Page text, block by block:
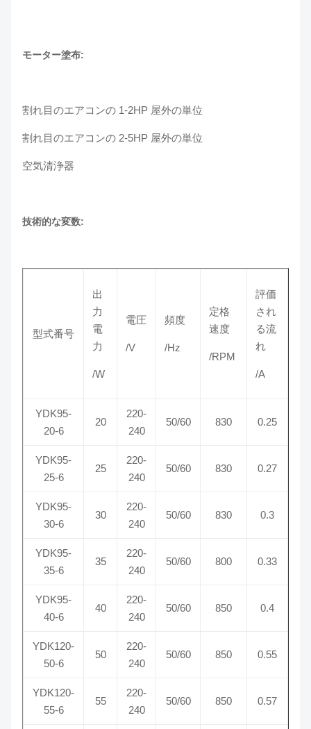
モーター塗布:
割れ目のエアコンの 1-2HP 屋外の単位
割れ目のエアコンの 2-5HP 屋外の単位
空気清浄器
技術的な変数:
型式番号
出
力
電
力
/W
電圧
/V
頻度
/Hz
定格
速度
/RPM
評価
され
る流
れ
/A
YDK95-
20-6
20
220-
240
50/60 830 0.25
YDK95-
25-6
25
220-
240
50/60 830 0.27
YDK95-
30-6
30
220-
240
50/60 830 0.3
YDK95-
35-6
35
220-
240
50/60 800 0.33
YDK95-
40-6
40
220-
240
50/60 850 0.4
YDK120-
50-6
50
220-
240
50/60 850 0.55
YDK120-
55-6
55
220-
240
50/60 850 0.57